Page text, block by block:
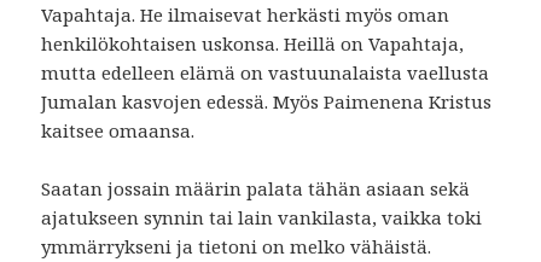
Vapahtaja. He ilmaisevat herkästi myös oman
henkilökohtaisen uskonsa. Heillä on Vapahtaja,
mutta edelleen elämä on vastuunalaista vaellusta
Jumalan kasvojen edessä. Myös Paimenena Kristus
kaitsee omaansa.
Saatan jossain määrin palata tähän asiaan sekä
ajatukseen synnin tai lain vankilasta, vaikka toki
ymmärrykseni ja tietoni on melko vähäistä.